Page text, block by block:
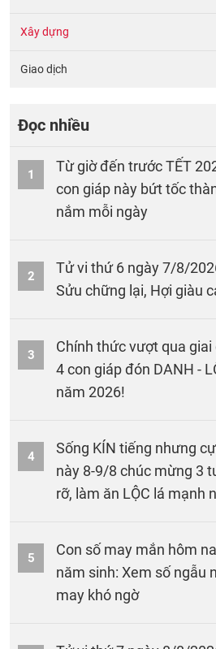
Xây dựng
Giao dịch
Đọc nhiều
1
Từ giờ đến trước TẾT
con giáp này bứt tốc
nắm mỗi ngày
2
Tử vi thứ 6 ngày 7/8/
Sửu chững lại, Hợi giàu
3
Chính thức vượt qua
4 con giáp đón DANH -
năm 2026!
4
Sống KÍN tiếng nhưng
này 8-9/8 chúc mừng 3
rỡ, làm ăn LỘC lá mạnh
5
Con số may mắn hôm
năm sinh: Xem số ngẫu
may khó ngờ